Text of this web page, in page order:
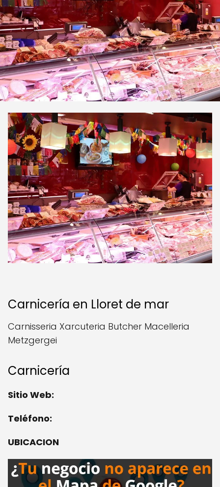
Carnicería en Lloret de mar
Carnisseria Xarcuteria Butcher Macelleria
Metzgergei
Carnicería
Sitio Web:
Teléfono:
UBICACION